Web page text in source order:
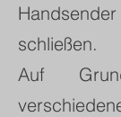
schließen.
Auf